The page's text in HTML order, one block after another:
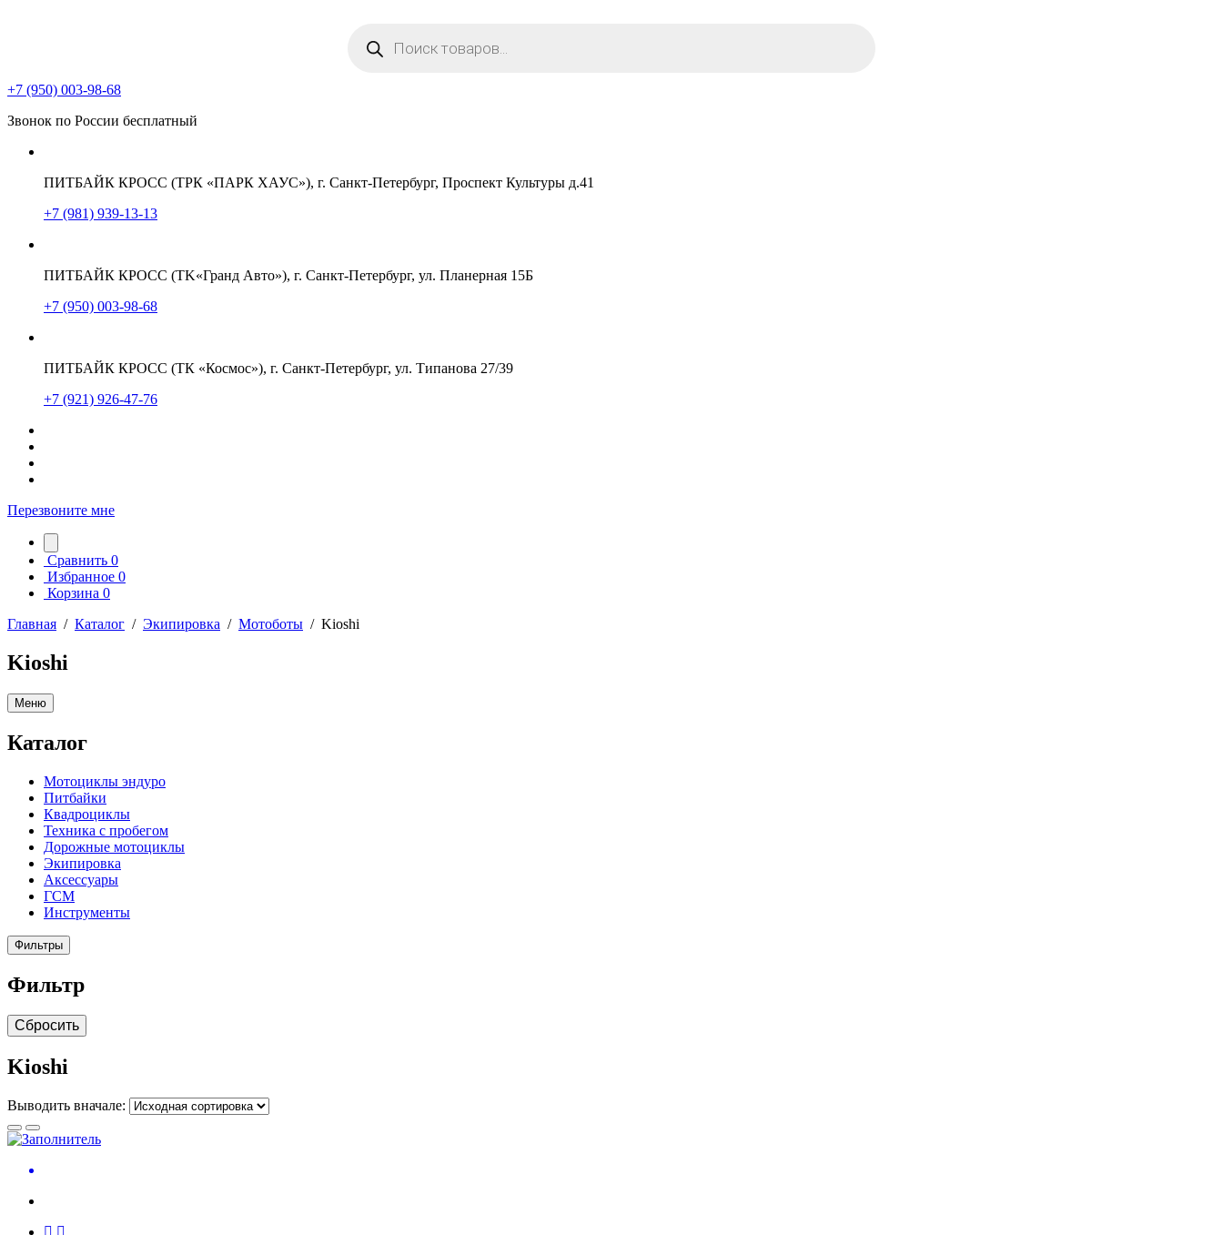
товаров
+7 (950) 003-98-68
Звонок по России бесплатный
ПИТБАЙК КРОСС (ТРК «ПАРК ХАУС»), г. Санкт-Петербург, Проспект Культуры д.41
+7 (981) 939-13-13
ПИТБАЙК КРОСС (TK«Гранд Авто»), г. Санкт-Петербург, ул. Планерная 15Б
+7 (950) 003-98-68
ПИТБАЙК КРОСС (ТК «Космос»), г. Санкт-Петербург, ул. Типанова 27/39
+7 (921) 926-47-76
Перезвоните мне
Сравнить 0
Избранное 0
Корзина 0
Главная / Каталог / Экипировка / Мотоботы / Kioshi
Kioshi
Меню
Каталог
Мотоциклы эндуро
Питбайки
Квадроциклы
Техника с пробегом
Дорожные мотоциклы
Экипировка
Аксессуары
ГСМ
Инструменты
Фильтры
Фильтр
Сбросить
Kioshi
Выводить вначале: